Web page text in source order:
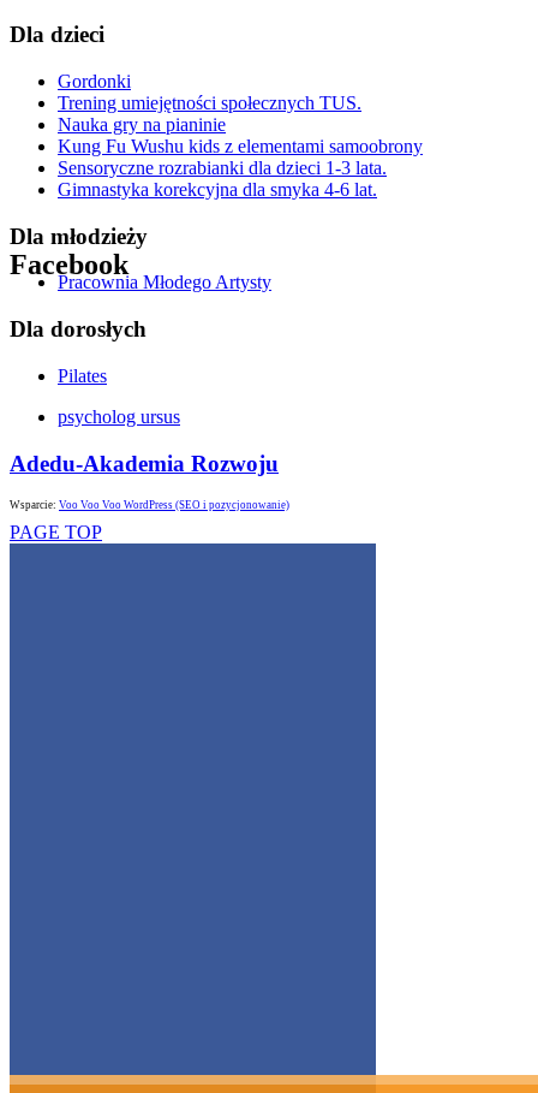
Dla dzieci
Gordonki
Trening umiejętności społecznych TUS.
Nauka gry na pianinie
Kung Fu Wushu kids z elementami samoobrony
Sensoryczne rozrabianki dla dzieci 1-3 lata.
Gimnastyka korekcyjna dla smyka 4-6 lat.
Dla młodzieży
Pracownia Młodego Artysty
Dla dorosłych
Pilates
psycholog ursus
Adedu-Akademia Rozwoju
Wsparcie: Voo Voo Voo WordPress (SEO i pozycjonowanie)
PAGE TOP
Facebook